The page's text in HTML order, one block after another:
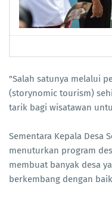
"Salah satunya melalui
(storynomic tourism)
tarik bagi wisatawan
Sementara Kepala Desa
menuturkan program
membuat banyak desa
berkembang dengan